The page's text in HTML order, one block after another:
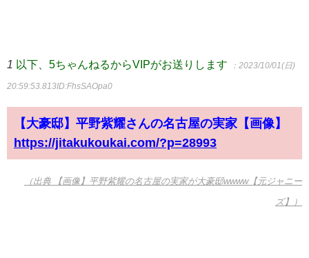
1 以下、5ちゃんねるからVIPがお送りします ：2023/10/01(日)
20:59:53.813ID:FhsSAOpa0
【大豪邸】平野紫耀さんの名古屋の実家【画像】
https://jitakukoukai.com/?p=28993
（出典 【画像】平野紫耀の名古屋の実家が大豪邸wwww【元ジャニー
ズ】）